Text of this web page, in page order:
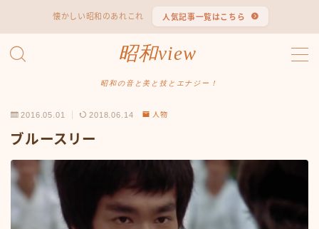
懐かしい昭和のあれこれ 人気記事一覧はこちら
昭和view
昭和の音と美と技とエナジー！
MENU
#2062 (タイトルなし)
#607 (タイトルなし)
#1118 (タイトルなし)
#3067 (タイトルなし)
#3568 (タイトルなし)
#4247 (タイトルなし)
#14723 (タイトルなし)
2016.05.01 2018.06.14 人物
ブルースリー